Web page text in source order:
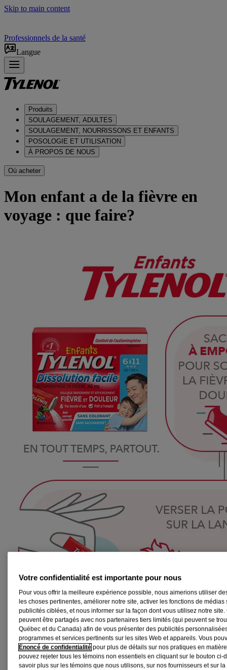
Skip to main content
Professionnels de la santé
Langue
Produits
SOULAGEMENT, ADULTES
SOULAGEMENT, NOURRISSONS ET ENFANTS
POSOLOGIE ET UTILISATION
À PROPOS DE NOUS
Où acheter
Mon enfant a de la fièvre en
voyage : que faire?
Votre confidentialité est importante pour nous
Pour vous offrir la meilleure expérience possible, nous aimerions utiliser
les choses pertinentes, améliorer notre site, activer les fonctions de médias
publicités ciblées, et nous informer sur la façon dont vous utilisez notre
peuvent être partagés avec nos partenaires tiers limités (qui peuvent se
Québec et du Canada) afin de vous présenter des publicités
programmes et services pertinents sur les sites Web et appareils. Vous
Énoncé de confidentialité pour plus de détails sur nos pratiques en
pouvez rejeter tous les témoins non essentiels en cliquant sur le bouton ci-
savoir plus sur les témoins que nous utilisons, sur nos fournisseurs et sur